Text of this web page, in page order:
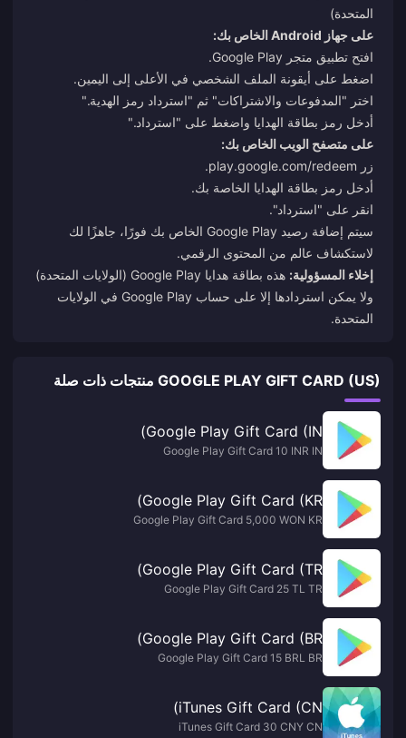
المتحدة)
على جهاز Android الخاص بك:
افتح تطبيق متجر Google Play.
اضغط على أيقونة الملف الشخصي في الأعلى إلى اليمين.
اختر "المدفوعات والاشتراكات" ثم "استرداد رمز الهدية."
أدخل رمز بطاقة الهدايا واضغط على "استرداد."
على متصفح الويب الخاص بك:
زر play.google.com/redeem
.
أدخل رمز بطاقة الهدايا الخاصة بك.
انقر على "استرداد".
سيتم إضافة رصيد Google Play الخاص بك فورًا، جاهزًا لك
لاستكشاف عالم من المحتوى الرقمي.
إخلاء المسؤولية:
هذه بطاقة هدايا Google Play (الولايات المتحدة)
ولا يمكن استردادها إلا على حساب Google Play في الولايات
المتحدة.
GOOGLE PLAY GIFT CARD (US) منتجات ذات صلة
Google Play Gift Card (IN)
Google Play Gift Card 10 INR IN
Google Play Gift Card (KR)
Google Play Gift Card 5,000 WON KR
Google Play Gift Card (TR)
Google Play Gift Card 25 TL TR
Google Play Gift Card (BR)
Google Play Gift Card 15 BRL BR
iTunes Gift Card (CN)
iTunes Gift Card 30 CNY CN